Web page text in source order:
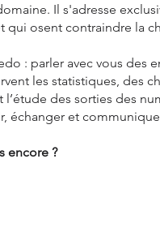
Il s'adresse
qui osent contraindre la
: parler avec vous des
les statistiques, des
l’étude des sorties des
échanger et
encore ?